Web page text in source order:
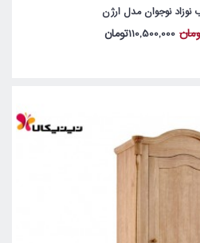
نوجوان مدل ارژن
110,500,000تومان